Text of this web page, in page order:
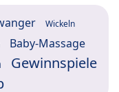
Wickeln
Baby-Massage
Gewinnspiele